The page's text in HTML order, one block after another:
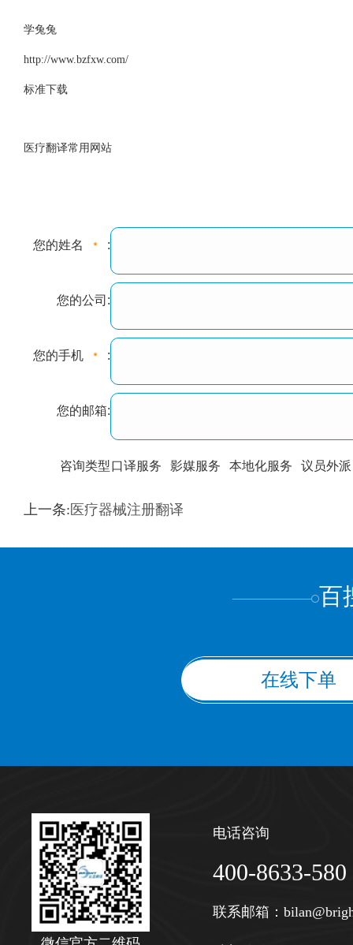
学兔兔
http://www.bzfxw.com/
标准下载
医疗翻译常用网站
您的姓名 :
您的公司:
您的手机 :
您的邮箱:
咨询类型口译服务 影媒服务 本地化服务 议员外派
训翻译 标准级
上一条: 医疗器械注册翻译
百
在线下单
电话咨询
400-8633-580
联系邮箱：